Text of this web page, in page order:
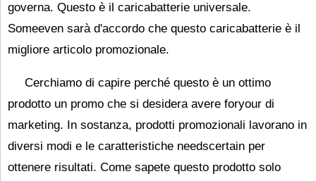
governa. Questo è il caricabatterie universale.
Someeven sarà d'accordo che questo caricabatterie è il
migliore articolo promozionale.
Cerchiamo di capire perché questo è un ottimo
prodotto un promo che si desidera avere foryour di
marketing. In sostanza, prodotti promozionali lavorano in
diversi modi e le caratteristiche needscertain per
ottenere risultati. Come sapete questo prodotto solo